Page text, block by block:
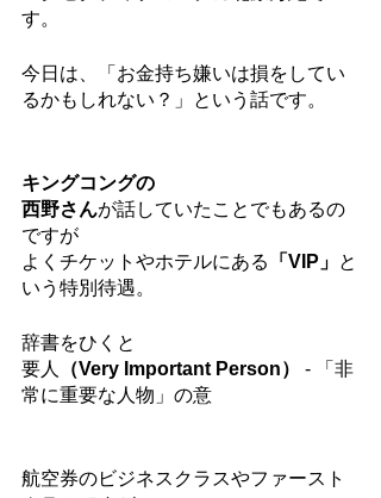
す。
今日は、「お金持ち嫌いは損をしてい
るかもしれない？」という話です。
キングコングの
西野さんが話していたことでもあるの
ですが
よくチケットやホテルにある
「VIP」 と
いう特別待遇。
辞書をひくと
要人
（Very Important Person）
- 「非
常に重要な人物」の意
航空券のビジネスクラスやファースト